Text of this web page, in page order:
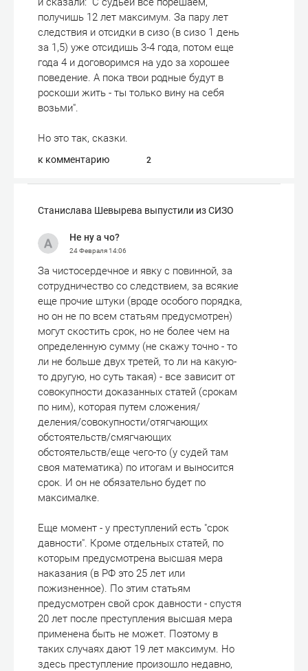
получишь 12 лет максимум. За пару лет
следствия и отсидки в сизо (в сизо 1 день
за 1,5) уже отсидишь 3-4 года, потом еще
года 4 и договоримся на удо за хорошее
поведение. А пока твои родные будут в
роскоши жить - ты только вину на себя
возьми".
Но это так, сказки.
к комментарию 2
Станислава Шевырева выпустили из СИЗО
Не ну а чо?
24 Февраля14:06
За чистосердечное и явку с повинной, за
сотрудничество со следствием, за всякие
еще прочие штуки (вроде особого порядка,
но он не по всем статьям предусмотрен)
могут скостить срок, но не более чем на
определенную сумму (не скажу точно - то
ли не больше двух третей, то ли на какую-
то другую, но суть такая) - все зависит от
совокупности доказанных статей (срокам
по ним), которая путем сложения/
деления/совокупности/отягчающих
обстоятельств/смягчающих
обстоятельств/еще чего-то (у судей там
своя математика) по итогам и выносится
срок. И он не обязательно будет по
максималке.
Еще момент - у преступлений есть "срок
давности". Кроме отдельных статей, по
которым предусмотрена высшая мера
наказания (в РФ это 25 лет или
пожизненное). По этим статьям
предусмотрен свой срок давности - спустя
20 лет после преступления высшая мера
применена быть не может. Поэтому в
таких случаях дают 19 лет максимум. Но
здесь преступление произошло недавно,